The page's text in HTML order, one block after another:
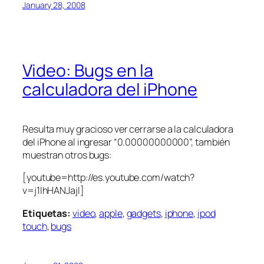
January 28, 2008
Video: Bugs en la
calculadora del iPhone
Resulta muy gracioso ver cerrarse a la calculadora
del iPhone al ingresar “0.00000000000”, también
muestran otros bugs:
[youtube=http://es.youtube.com/watch?
v=j1IhHANJajI]
Etiquetas: video,apple,gadgets, iphone, ipod
touch,bugs